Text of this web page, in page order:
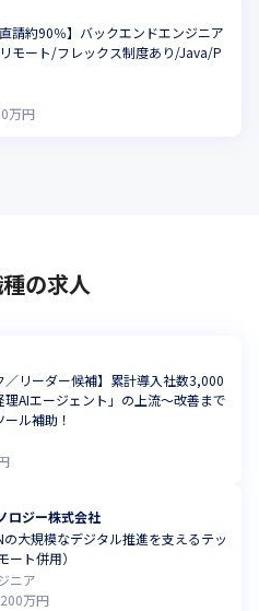
請約90％】バックエンドエンジニア
モート/フレックス制度あり/Java/P
万円
の求人
／リーダー候補】累計導入社数3,000
AIエージェント」の上流～改善まで
ル補助！
ロジー株式会社
の大規模なデジタル推進を支えるテッ
ート併用）
ニア
万円